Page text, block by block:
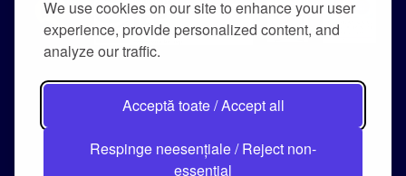
We use cookies on our site to enhance your user
experience, provide personalized content, and
analyze our traffic.
Acceptă toate / Accept all
Respinge neesențiale / Reject non-
essential